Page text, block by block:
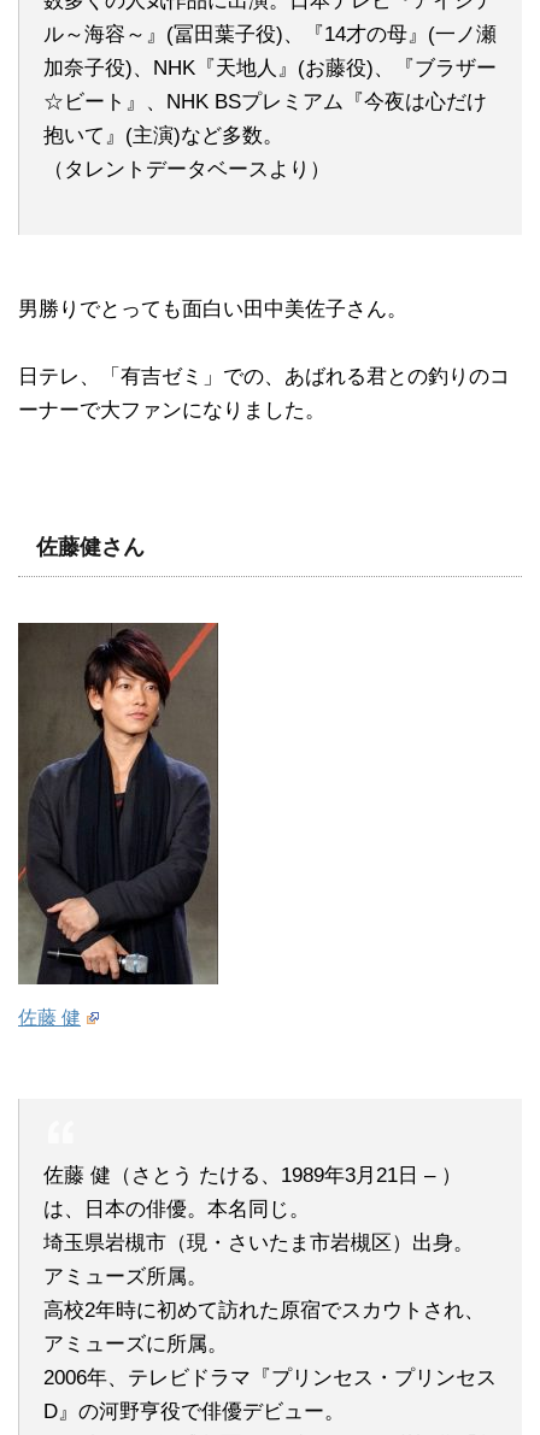
ル～海容～』(冨田葉子役)、『14才の母』(一ノ瀬
加奈子役)、NHK『天地人』(お藤役)、『ブラザー
☆ビート』、NHK BSプレミアム『今夜は心だけ
抱いて』(主演)など多数。
（タレントデータベースより）
男勝りでとっても面白い田中美佐子さん。
日テレ、「有吉ゼミ」での、あばれる君との釣りのコ
ーナーで大ファンになりました。
佐藤健さん
佐藤 健
佐藤 健（さとう たける、1989年3月21日 – ）
は、日本の俳優。本名同じ。
埼玉県岩槻市（現・さいたま市岩槻区）出身。
アミューズ所属。
高校2年時に初めて訪れた原宿でスカウトされ、
アミューズに所属。
2006年、テレビドラマ『プリンセス・プリンセス
D』の河野亨役で俳優デビュー。